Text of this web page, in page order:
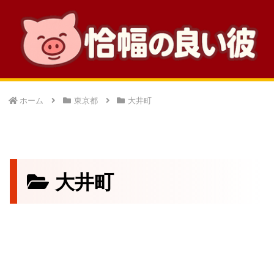
ホーム 東京都 大井町
大井町